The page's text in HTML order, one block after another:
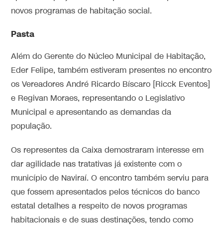
novos programas de habitação social.
Pasta
Além do Gerente do Núcleo Municipal de Habitação,
Eder Felipe, também estiveram presentes no encontro
os Vereadores André Ricardo Bíscaro [Ricck Eventos]
e Regivan Moraes, representando o Legislativo
Municipal e apresentando as demandas da
população.
Os representes da Caixa demostraram interesse em
dar agilidade nas tratativas já existente com o
município de Naviraí. O encontro também serviu para
que fossem apresentados pelos técnicos do banco
estatal detalhes a respeito de novos programas
habitacionais e de suas destinações, tendo como